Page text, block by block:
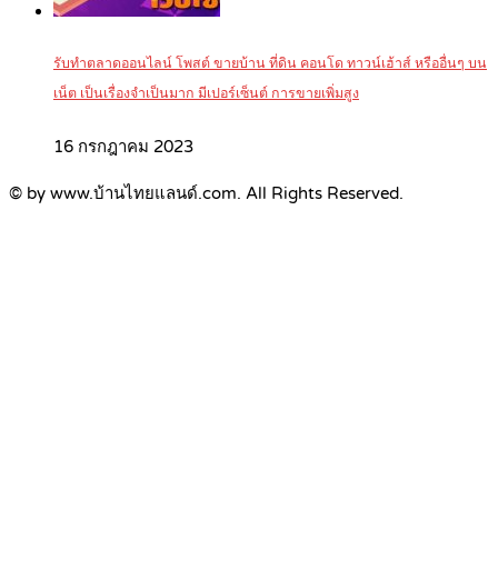
รับทำตลาดออนไลน์ โพสต์ ขายบ้าน ที่ดิน คอนโด ทาวน์เฮ้าส์ หรืออื่นๆ บน
เน็ต เป็นเรื่องจำเป็นมาก มีเปอร์เซ็นต์ การขายเพิ่มสูง
16 กรกฎาคม 2023
© by www.บ้านไทยแลนด์.com. All Rights Reserved.